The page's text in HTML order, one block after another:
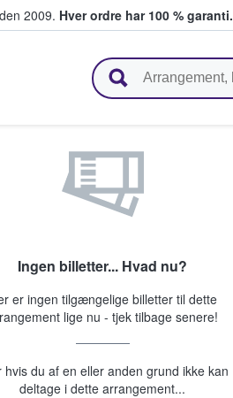
2009. Hver ordre har 100 % garanti.
Ingen billetter... Hvad nu?
er ingen tilgængelige billetter til dette
lige nu - tjek tilbage senere!
hvis du af en eller anden grund ikke kan
deltage i dette arrangement...